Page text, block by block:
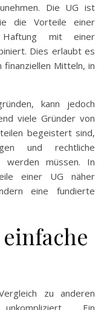
Die UG ist
die Vorteile einer
Haftung mit einer
Dies erlaubt es
finanziellen Mitteln, in
kann jedoch
viele Gründer von
begeistert sind,
und rechtliche
werden müssen. In
einer UG näher
eine fundierte
zu anderen
Ein